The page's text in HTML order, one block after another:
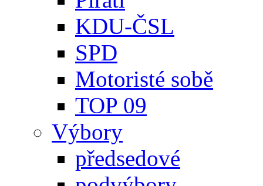
KDU-ČSL
SPD
Motoristé sobě
TOP 09
Výbory
předsedové